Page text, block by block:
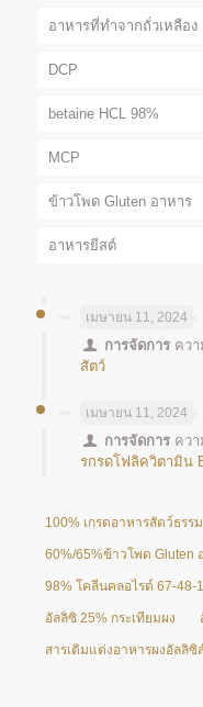
อาหารที่ทำจากถั่วเหลือง
DCP
betaine HCL 98%
MCP
ข้าวโพด Gluten อาหาร
อาหารยีสต์
เมษายน 11, 2024
การจัดการ คว
สัตว์
เมษายน 11, 2024
การจัดการ คว
รกรดโฟลิควิตามิน
100% เกรดอาหารสัตว์ธรร
60%/65%ข้าวโพด Gluten
98% โคลีนคลอไรด์ 67-48-1
อัลลิซิ 25% กระเทียมผง
สารเติมแต่งอาหารผงอัลลิซิ